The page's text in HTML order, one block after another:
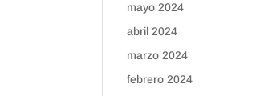
mayo 2024
abril 2024
marzo 2024
febrero 2024